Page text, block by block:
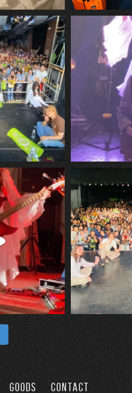
GOODS CONTACT